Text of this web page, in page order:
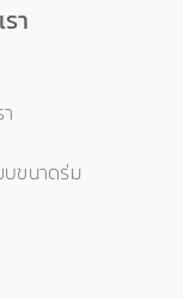
า
บขนาดร่ม